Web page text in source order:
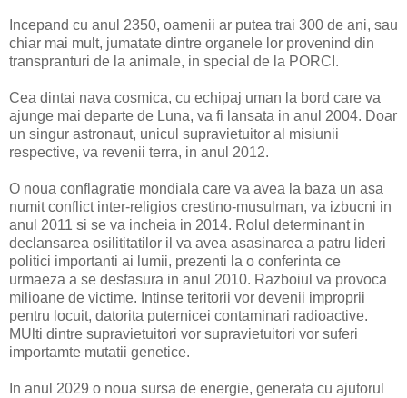
Incepand cu anul 2350, oamenii ar putea trai 300 de ani, sau
chiar mai mult, jumatate dintre organele lor provenind din
transpranturi de la animale, in special de la PORCI.
Cea dintai nava cosmica, cu echipaj uman la bord care va
ajunge mai departe de Luna, va fi lansata in anul 2004. Doar
un singur astronaut, unicul supravietuitor al misiunii
respective, va revenii terra, in anul 2012.
O noua conflagratie mondiala care va avea la baza un asa
numit conflict inter-religios crestino-musulman, va izbucni in
anul 2011 si se va incheia in 2014. Rolul determinant in
declansarea osilititatilor il va avea asasinarea a patru lideri
politici importanti ai lumii, prezenti la o conferinta ce
urmaeza a se desfasura in anul 2010. Razboiul va provoca
milioane de victime. Intinse teritorii vor devenii improprii
pentru locuit, datorita puternicei contaminari radioactive.
MUlti dintre supravietuitori vor supravietuitori vor suferi
importamte mutatii genetice.
In anul 2029 o noua sursa de energie, generata cu ajutorul